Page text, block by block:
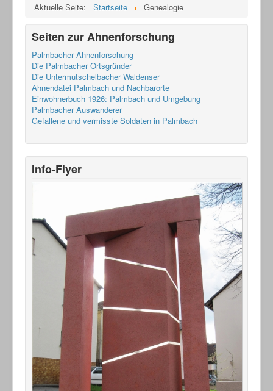
Aktuelle Seite: Startseite Genealogie
Seiten zur Ahnenforschung
Palmbacher Ahnenforschung
Die Palmbacher Ortsgründer
Die Untermutschelbacher Waldenser
Ahnendatei Palmbach und Nachbarorte
Einwohnerbuch 1926: Palmbach und Umgebung
Palmbacher Auswanderer
Gefallene und vermisste Soldaten in Palmbach
Info-Flyer